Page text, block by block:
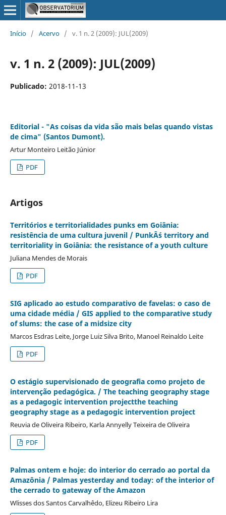
Início / Acervo / v. 1 n. 2 (2009): JUL(2009)
v. 1 n. 2 (2009): JUL(2009)
Publicado: 2018-11-13
Editorial - "As coisas da vida são mais belas quando vistas
de cima" (Santos Dumont).
Artur Monteiro Leitão Júnior
PDF
Artigos
Territórios e territorialidades punks em Goiânia:
resistência de uma cultura juvenil / PunkÂ´s territory and
territoriality in Goiânia: the resistance of a youth culture
Juliana Mendes de Morais
PDF
SIG aplicado ao estudo comparativo de favelas: o caso de
uma cidade média / GIS applied to the comparative study
of slums: the case of a midsize city
Marcos Esdras Leite, Jorge Luiz Silva Brito, Manoel Reinaldo Leite
PDF
O estágio supervisionado de geografia como projeto de
intervenção pedagógica. / The teaching geography stage
as a pedagogic intervention projectthe teaching
geography stage as a pedagogic intervention project
Reuvia de Oliveira Ribeiro, Karla Annyelly Teixeira de Oliveira
PDF
Palmas ontem e hoje: do interior do cerrado ao portal da
Amazônia / Palmas yesterday and today: of the interior of
the cerrado to gateway of the Amazon
Wlisses dos Santos Carvalhêdo, Elizeu Ribeiro Lira